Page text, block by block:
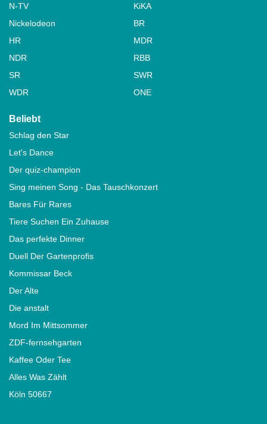
N-TV
KiKA
Nickelodeon
BR
HR
MDR
NDR
RBB
SR
SWR
WDR
ONE
Beliebt
Schlag den Star
Let's Dance
Der quiz-champion
Sing meinen Song - Das Tauschkonzert
Bares Für Rares
Tiere Suchen Ein Zuhause
Das perfekte Dinner
Duell Der Gartenprofis
Kommissar Beck
Der Alte
Die anstalt
Mord Im Mittsommer
ZDF-fernsehgarten
Kaffee Oder Tee
Alles Was Zählt
Köln 50667